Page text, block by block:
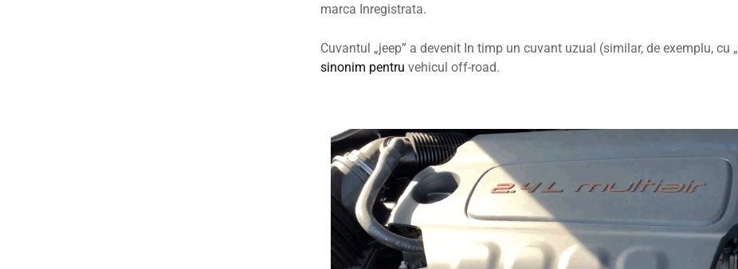
marca Inregistrata.
Cuvantul „jeep” a devenit In timp un cuvant uzual (similar, de exemplu, cu „
sinonim pentru vehicul off-road.